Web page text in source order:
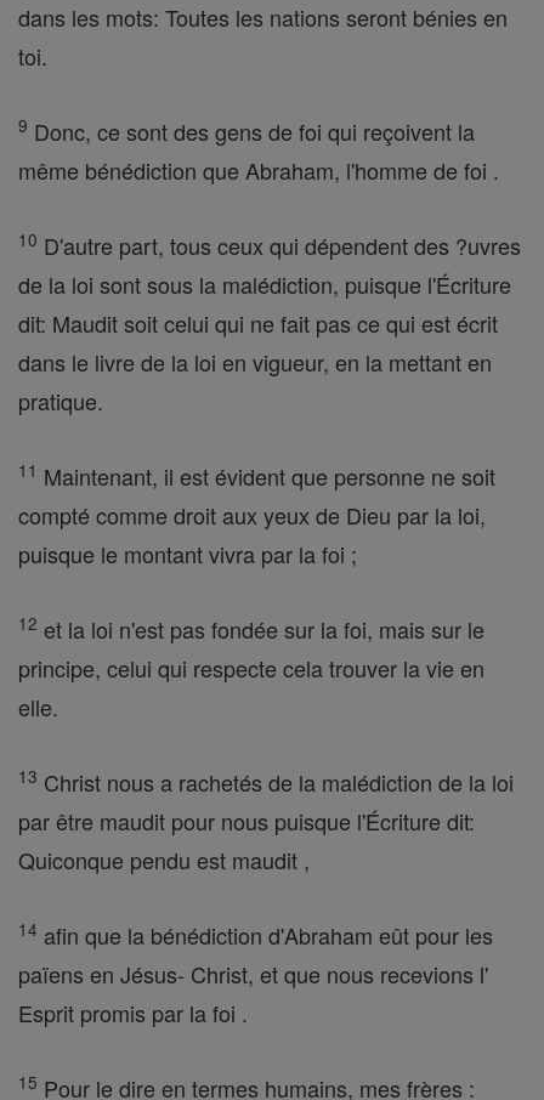
dans les mots: Toutes les nations seront bénies en
toi.
9 Donc, ce sont des gens de foi qui reçoivent la
même bénédiction que Abraham, l'homme de foi .
10 D'autre part, tous ceux qui dépendent des ?uvres
de la loi sont sous la malédiction, puisque l'Écriture
dit: Maudit soit celui qui ne fait pas ce qui est écrit
dans le livre de la loi en vigueur, en la mettant en
pratique.
11 Maintenant, il est évident que personne ne soit
compté comme droit aux yeux de Dieu par la loi,
puisque le montant vivra par la foi ;
12 et la loi n'est pas fondée sur la foi, mais sur le
principe, celui qui respecte cela trouver la vie en
elle.
13 Christ nous a rachetés de la malédiction de la loi
par être maudit pour nous puisque l'Écriture dit:
Quiconque pendu est maudit ,
14 afin que la bénédiction d'Abraham eût pour les
païens en Jésus- Christ, et que nous recevions l'
Esprit promis par la foi .
15 Pour le dire en termes humains, mes frères :